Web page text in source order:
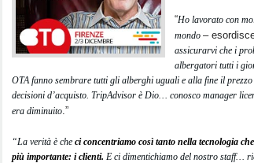
“Ho lavorato con
mondo –
assicurarvi che i
albergatori tutti i
OTA fanno sembrare tutti gli alberghi uguali e alla fine il
decisioni d’acquisto. TripAdvisor è Dio… conosco manager
era diminuito.”
“La verità è che ci concentriamo così tanto nella tecnologia
più importante: i clienti. E ci dimentichiamo del nostro staff…